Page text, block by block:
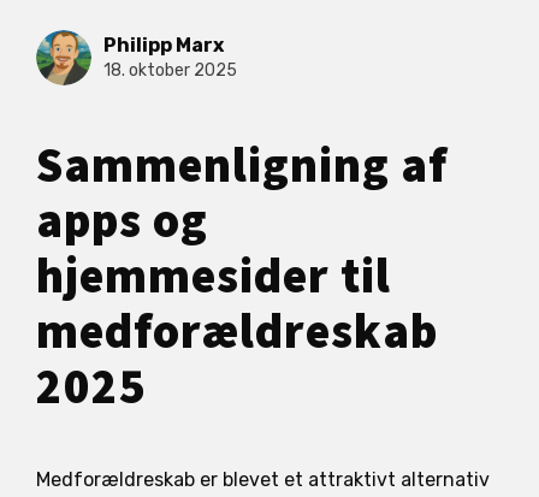
Philipp Marx
18. oktober 2025
Sammenligning af
apps og
hjemmesider til
medforældreskab
2025
Medforældreskab er blevet et attraktivt alternativ